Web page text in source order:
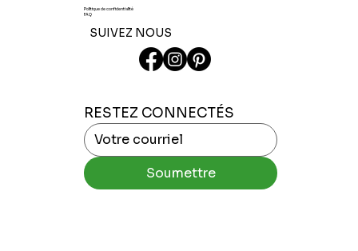
Politique de confidentialité
FAQ
SUIVEZ NOUS
RESTEZ CONNECTÉS
Soumettre